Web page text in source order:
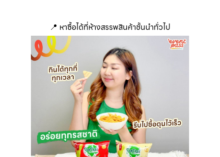
📍 หาซื้อได้ที่ห้างสรรพสินค้าชั้นนำทั่วไป